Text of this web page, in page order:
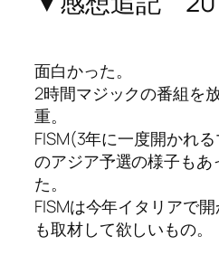
面白かった。
2時間マジックの番組を
重。
FISM(3年に一度開かれ
のアジア予選の様子もあ
た。
FISMは今年イタリアで
も取材して欲しいもの。